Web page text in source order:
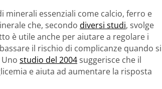
minerali essenziali come calcio, ferro e
che, secondo diversi studi, svolge
è utile anche per aiutare a regolare i
il rischio di complicanze quando si
studio del 2004suggerisce che il
e aiuta ad aumentare la risposta